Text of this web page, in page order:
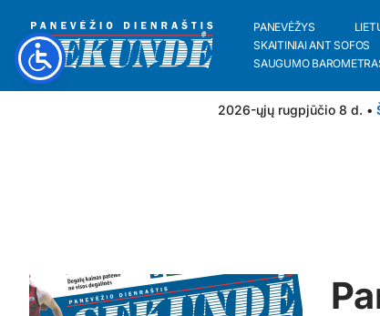
PANEVĖŽYS
SKAITINIAI ANT SOFOS
SAUGUMO
2026-ųjų rugpjūčio 8 d. •